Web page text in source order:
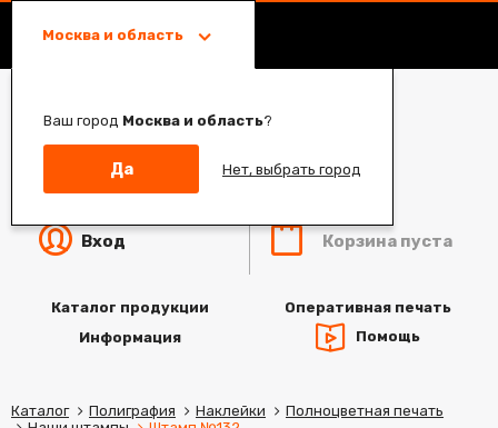
Москва и область
Ваш город Москва и область?
Да Нет, выбрать город
Корзина пуста
Вход
Каталог продукции
Оперативная печать
Информация
Помощь
Каталог Полиграфия Наклейки
Полноцветная печать